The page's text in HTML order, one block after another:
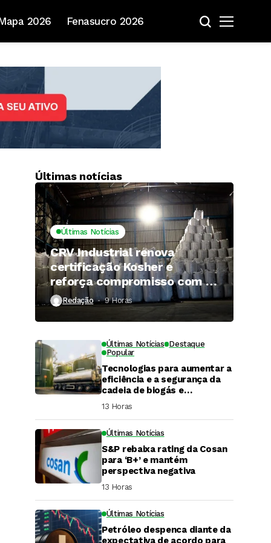
2026 Fenasucro 2026
Últimas notícias
Últimas Notícias
CRV Industrial renova
certificação Kosher e
reforça compromisso com a
qualidade
Redação 9 Horas ⁮
Últimas Notícias Destaque
Popular
Tecnologias para aumentar a
eficiência e a segurança da
cadeia de biogás e
biometano são destaque em
Fórum do setor
13 Horas ⁮
Últimas Notícias
S&P rebaixa rating da Cosan
para ‘B+’ e mantém
perspectiva negativa
13 Horas ⁮
Últimas Notícias
Petróleo despenca diante da
expectativa de acordo para
DaCana Cast
Fenasucro 2026